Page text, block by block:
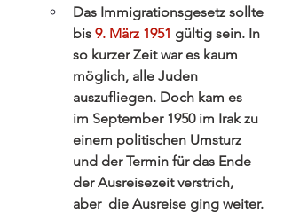
Das Immigrationsgesetz sollte
bis 9. März 1951 gültig sein. In
so kurzer Zeit war es kaum
möglich, alle Juden
auszufliegen. Doch kam es
im September 1950 im Irak zu
einem politischen Umsturz
und der Termin für das Ende
der Ausreisezeit verstrich,
aber  die Ausreise ging weiter.